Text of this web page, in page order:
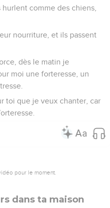
comme des chiens,
nourriture, et ils passent
dès le matin je
moi une forteresse, un
toi que je veux chanter, car
pour le moment.
dans ta maison